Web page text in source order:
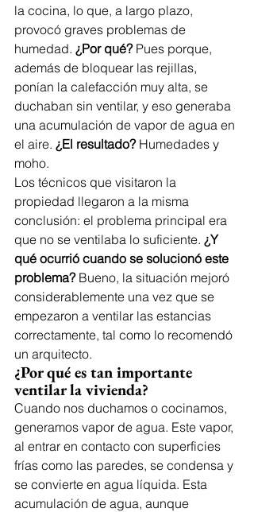
la cocina, lo que, a largo plazo,
provocó graves problemas de
humedad. ¿Por qué? Pues porque,
además de bloquear las rejillas,
ponían la calefacción muy alta, se
duchaban sin ventilar, y eso generaba
una acumulación de vapor de agua en
el aire. ¿El resultado? Humedades y
moho.
Los técnicos que visitaron la
propiedad llegaron a la misma
conclusión: el problema principal era
que no se ventilaba lo suficiente. ¿Y
qué ocurrió cuando se solucionó este
problema? Bueno, la situación mejoró
considerablemente una vez que se
empezaron a ventilar las estancias
correctamente, tal como lo recomendó
un arquitecto.
¿Por qué es tan importante
ventilar la vivienda?
Cuando nos duchamos o cocinamos,
generamos vapor de agua. Este vapor,
al entrar en contacto con superficies
frías como las paredes, se condensa y
se convierte en agua líquida. Esta
acumulación de agua, aunque